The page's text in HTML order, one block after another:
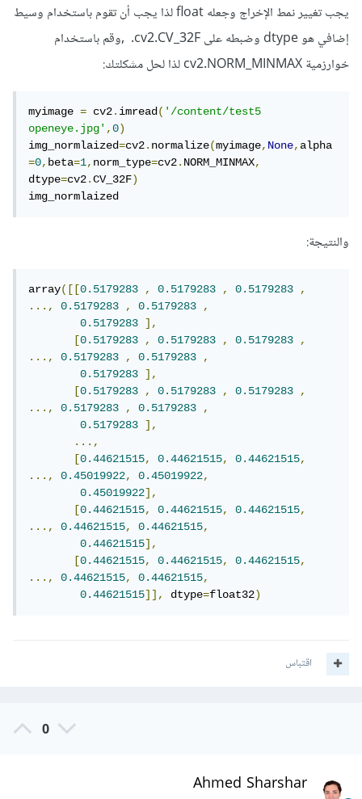
يجب تغيير نمط الإخراج وجعله float لذا يجب أن تقوم باستخدام وسيط
إضافي هو dtype وضبطه على cv2.CV_32F. ,وقم باستخدام
خوارزمية cv2.NORM_MINMAX لذا لحل مشكلتك:
myimage = cv2.imread('/content/test5
openeye.jpg',0)
img_normlaized=cv2.normalize(myimage,None,alpha
=0,beta=1,norm_type=cv2.NORM_MINMAX,
dtype=cv2.CV_32F)
img_normlaized
والنتيجة:
array([[0.5179283 , 0.5179283 , 0.5179283
,
...,
0.5179283 , 0.5179283
,
0.5179283
],
[0.5179283 , 0.5179283 , 0.5179283
,
...,
0.5179283 , 0.5179283
,
0.5179283
],
[0.5179283 , 0.5179283 , 0.5179283
,
...,
0.5179283 , 0.5179283
,
0.5179283
],
...,
[0.44621515, 0.44621515, 0.44621515,
...,
0.45019922, 0.45019922,
0.45019922],
[0.44621515, 0.44621515, 0.44621515,
...,
0.44621515, 0.44621515,
0.44621515],
[0.44621515, 0.44621515, 0.44621515,
...,
0.44621515, 0.44621515,
0.44621515]], dtype=float32)
اقتباس
0
Ahmed Sharshar